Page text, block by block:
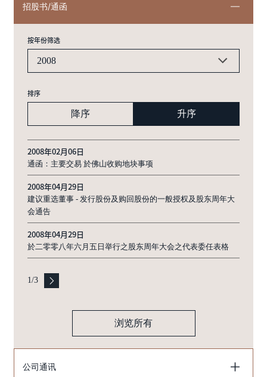
招股书/通函
按年份筛选
2008
排序
降序 升序
2008年02月06日
通函：主要交易 於佛山收购地块事项
2008年04月29日
建议重选董事 - 发行股份及购回股份的一般授权及股东周年大
会通告
2008年04月29日
於二零零八年六月五日举行之股东周年大会之代表委任表格
1/3
浏览所有
公司通讯